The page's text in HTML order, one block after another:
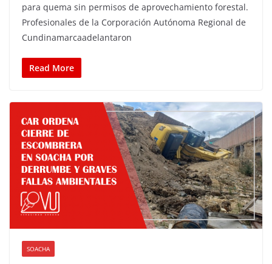
para quema sin permisos de aprovechamiento forestal.
Profesionales de la Corporación Autónoma Regional de
Cundinamarcaadelantaron
Read More
SOACHA